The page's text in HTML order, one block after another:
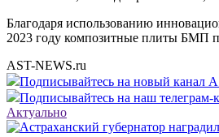
Благодаря использованию
2023 году композитные плиты БМП
AST-NEWS.ru
Подписывайтесь на новый канал
Подписывайтесь на наш
Актуально